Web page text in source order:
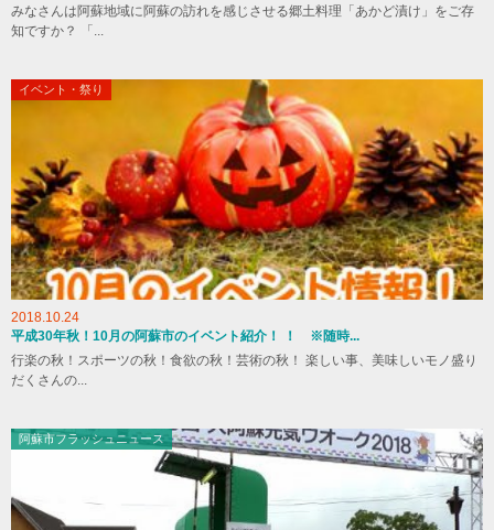
みなさんは阿蘇地域に阿蘇の訪れを感じさせる郷土料理「あかど漬け」をご存
知ですか？ 「...
イベント・祭り
2018.10.24
平成30年秋！10月の阿蘇市のイベント紹介！ ！ ※随時...
行楽の秋！スポーツの秋！食欲の秋！芸術の秋！ 楽しい事、美味しいモノ盛り
だくさんの...
阿蘇市フラッシュニュース